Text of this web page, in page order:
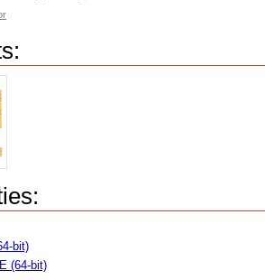
bit)
(64-bit)